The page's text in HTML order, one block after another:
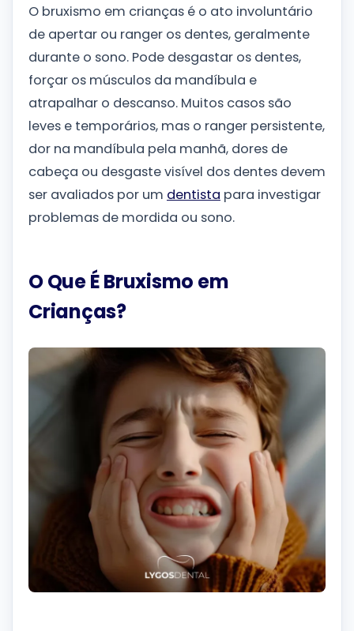
O bruxismo em crianças é o ato involuntário
de apertar ou ranger os dentes, geralmente
durante o sono. Pode desgastar os dentes,
forçar os músculos da mandíbula e
atrapalhar o descanso. Muitos casos são
leves e temporários, mas o ranger persistente,
dor na mandíbula pela manhã, dores de
cabeça ou desgaste visível dos dentes devem
ser avaliados por um dentista para investigar
problemas de mordida ou sono.
O Que É Bruxismo em
Crianças?